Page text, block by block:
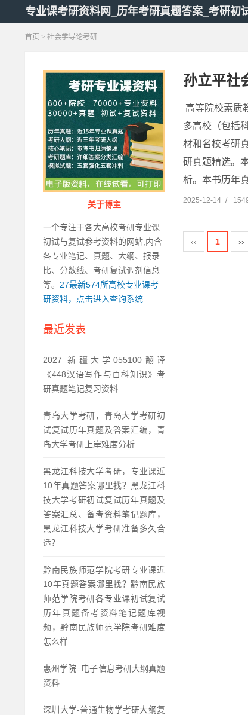
专业课考研资料网_历年考研真题答案_考研初
首页 > 社会学导论考研
关于博主
一个专注于各大高校考研专业课
初试与复试参考资料的网站,内含
各专业笔记、真题、大纲、报录
比、分数线、考研复试调剂信息
等。 27最新574所高校专业课考
研资料，点击进入查询系统
最近发表
2027 新疆大学055100翻译
《448汉语写作与百科知识》考
研真题笔记复习资料
青岛大学考研，青岛大学考研初
试复试历年真题及答案汇编，青
岛大学考研上岸难度分析
黑龙江科技大学考研，专业课近
10年真题答案哪里找？黑龙江科
技大学考研初试复试历年真题及
答案汇总、备考资料笔记题库，
黑龙江科技大学考研准备多久合
适？
黔南民族师范学院考研专业课近
10年真题答案哪里找？黔南民族
师范学院考研各专业课初试复试
历年真题备考资料笔记题库视
频，黔南民族师范学院考研难度
怎么样
惠州学院=电子信息考研大纲真题
资料
深圳大学-普通生物学考研大纲复
孙立平社
高等院校素质
多高校（包括
材和名校考研
研真题精选。
析。本书历年
2025-12-14 /
‹‹ 1 ››